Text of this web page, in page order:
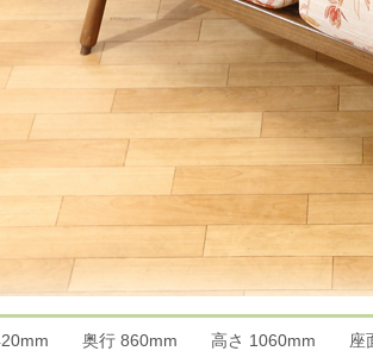
奥行 860mm 高さ 1060mm